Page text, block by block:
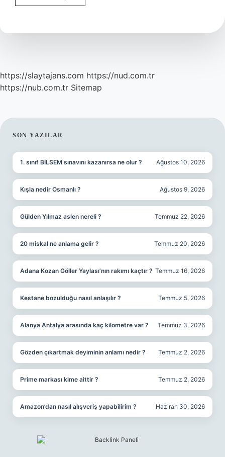
Peeling
https://slaytajans.com https://nud.com.tr
https://nub.com.tr Sitemap
SIDEBAR
SON YAZILAR
1. sınıf BİLSEM sınavını kazanırsa ne olur ? Ağustos 10, 2026
Kışla nedir Osmanlı ? Ağustos 9, 2026
Gülden Yılmaz aslen nereli ? Temmuz 22, 2026
20 miskal ne anlama gelir ? Temmuz 20, 2026
Adana Kozan Göller Yaylası’nın rakımı kaçtır ? Temmuz 16, 2026
Kestane bozulduğu nasıl anlaşılır ? Temmuz 5, 2026
Alanya Antalya arasında kaç kilometre var ? Temmuz 3, 2026
Gözden çıkartmak deyiminin anlamı nedir ? Temmuz 2, 2026
Prime markası kime aittir ? Temmuz 2, 2026
Amazon’dan nasıl alışveriş yapabilirim ? Haziran 30, 2026